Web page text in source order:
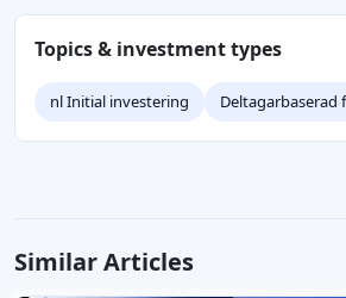
What Samudra Oceans is building?
What is Samudra Oceans market
ODeCon on Fundernation
What is ODeCon market potential?
Blue Charter on Spreds
Measurable on Growthdeck
Topics & investment types
nl Initial investering Deltagarbaserad
Similar Articles